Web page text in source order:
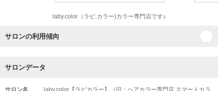
laby.color（ラビ.カラー)カラー専門店です♪
サロンの利用傾向
サロンデータ
サロン名
laby.color【ラビカラー】（旧：ヘアカラー専門店 スマートカラ